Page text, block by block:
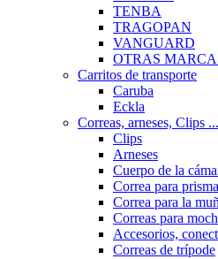
TENBA
TRAGOPAN
VANGUARD
OTRAS
Carritos de transporte
Caruba
Eckla
Correas, arneses, Clips ...
Clips
Arneses
Cuerpo de la
Correa para
Correa para la
Correas para
Accesorios,
Correas de trípode